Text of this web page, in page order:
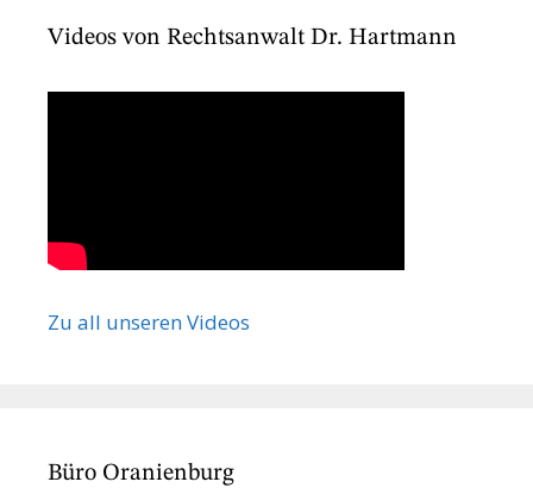
Videos von Rechtsanwalt Dr. Hartmann
Zu all unseren Videos
Büro Oranienburg